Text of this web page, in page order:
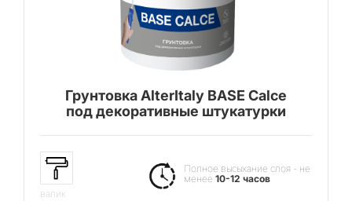
Грунтовка AlterItaly BASE Calce
под декоративные штукатурки
валик
Полное высыхание слоя - не
менее10-12 часов